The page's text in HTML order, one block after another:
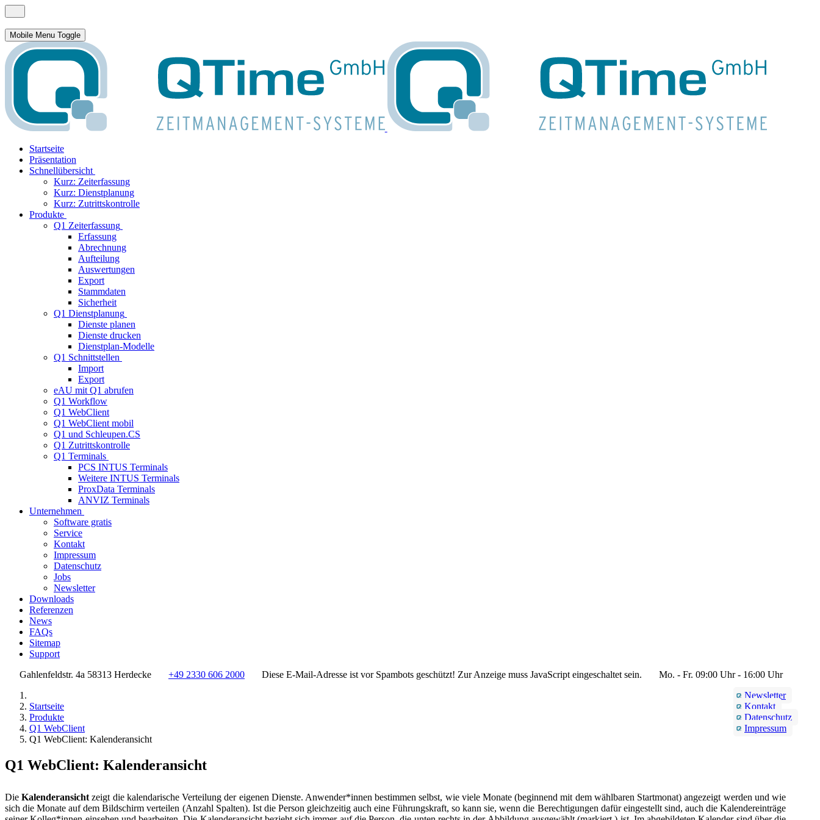
Mobile Menu Toggle
Startseite
Präsentation
Schnellübersicht
Kurz: Zeiterfassung
Kurz: Dienstplanung
Kurz: Zutrittskontrolle
Produkte
Q1 Zeiterfassung
Erfassung
Abrechnung
Aufteilung
Auswertungen
Export
Stammdaten
Sicherheit
Q1 Dienstplanung
Dienste planen
Dienste drucken
Dienstplan-Modelle
Q1 Schnittstellen
Import
Export
eAU mit Q1 abrufen
Q1 Workflow
Q1 WebClient
Q1 WebClient mobil
Q1 und Schleupen.CS
Q1 Zutrittskontrolle
Q1 Terminals
PCS INTUS Terminals
Weitere INTUS Terminals
ProxData Terminals
ANVIZ Terminals
Unternehmen
Software gratis
Service
Kontakt
Impressum
Datenschutz
Jobs
Newsletter
Downloads
Referenzen
News
FAQs
Sitemap
Support
Gahlenfeldstr. 4a 58313 Herdecke
+49 2330 606 2000 Diese E-Mail-Adresse ist vor Spambots geschützt! Zur Anzeige muss JavaScript eingeschaltet sein.
Mo. - Fr. 09:00 Uhr - 16:00 Uhr
Newsletter
Kontakt
Datenschutz
Impressum
Startseite
Produkte
Q1 WebClient
Q1 WebClient: Kalenderansicht
Q1 WebClient: Kalenderansicht
DieKalenderansicht zeigt die kalendarische Verteilung der eigenen Dienste. Anwender*innen bestimmen selbst, wie viele Monate (beginnend mit dem wählbaren Startmonat) angezeigt werden und wie
sich die Monate auf dem Bildschirm verteilen (Anzahl Spalten). Ist die Person gleichzeitig auch eine Führungskraft, so kann sie, wenn die Berechtigungen dafür eingestellt sind, auch die Kalendereinträge